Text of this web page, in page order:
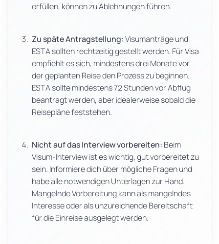
erfüllen, können zu Ablehnungen führen.
Zu späte Antragstellung:Visumanträge und
ESTA sollten rechtzeitig gestellt werden. Für Visa
empfiehlt es sich, mindestens drei Monate vor
der geplanten Reise den Prozess zu beginnen.
ESTA sollte mindestens 72 Stunden vor Abflug
beantragt werden, aber idealerweise sobald die
Reisepläne feststehen.
Nicht auf das Interview vorbereiten: Beim
Visum-Interview ist es wichtig, gut vorbereitet zu
sein. Informiere dich über mögliche Fragen und
habe alle notwendigen Unterlagen zur Hand.
Mangelnde Vorbereitung kann als mangelndes
Interesse oder als unzureichende Bereitschaft
für die Einreise ausgelegt werden.